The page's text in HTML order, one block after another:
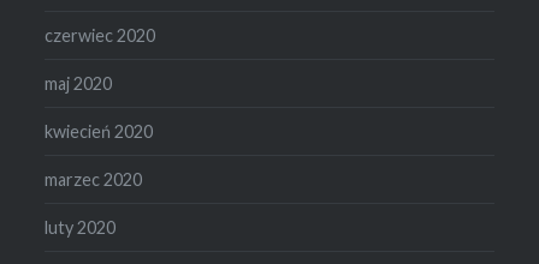
czerwiec 2020
maj 2020
kwiecień 2020
marzec 2020
luty 2020